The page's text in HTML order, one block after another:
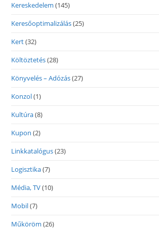
Kereskedelem (145)
Keresőoptimalizálás(25)
Kert(32)
Költöztetés(28)
Könyvelés – Adózás(27)
Konzol(1)
Kultúra(8)
Kupon (2)
Linkkatalógus(23)
Logisztika(7)
Média, TV(10)
Mobil(7)
Műköröm (26)